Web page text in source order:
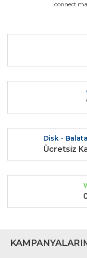
Bu ürüne benzer
connect
Disk -
Ücretsiz